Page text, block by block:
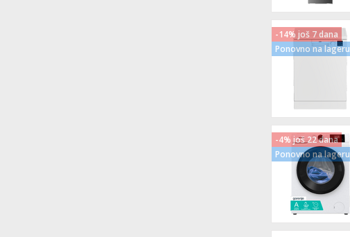
-14% još 7 dana
Ponovno na lageru
-4% još 22 dana
Ponovno na lageru